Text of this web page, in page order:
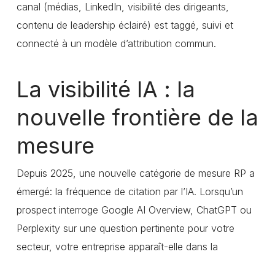
canal (médias, LinkedIn, visibilité des dirigeants,
contenu de leadership éclairé) est taggé, suivi et
connecté à un modèle d’attribution commun.
La visibilité IA : la
nouvelle frontière de la
mesure
Depuis 2025, une nouvelle catégorie de mesure RP a
émergé: la fréquence de citation par l’IA. Lorsqu’un
prospect interroge Google AI Overview, ChatGPT ou
Perplexity sur une question pertinente pour votre
secteur, votre entreprise apparaît-elle dans la